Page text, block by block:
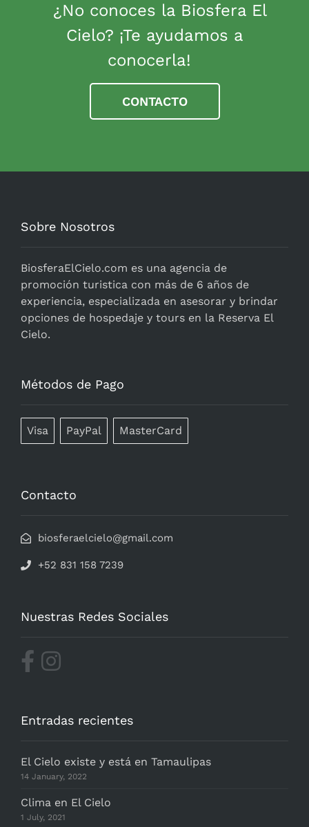
¿No conoces la Biosfera El
Cielo? ¡Te ayudamos a
conocerla!
CONTACTO
Sobre Nosotros
BiosferaElCielo.com es una agencia de
promoción turistica con más de 6 años de
experiencia, especializada en asesorar y brindar
opciones de hospedaje y tours en la Reserva El
Cielo.
Métodos de Pago
Visa PayPal MasterCard
Contacto
biosferaelcielo@gmail.com
+52 831 158 7239
Nuestras Redes Sociales
Entradas recientes
El Cielo existe y está en Tamaulipas
14 January, 2022
Clima en El Cielo
1 July, 2021